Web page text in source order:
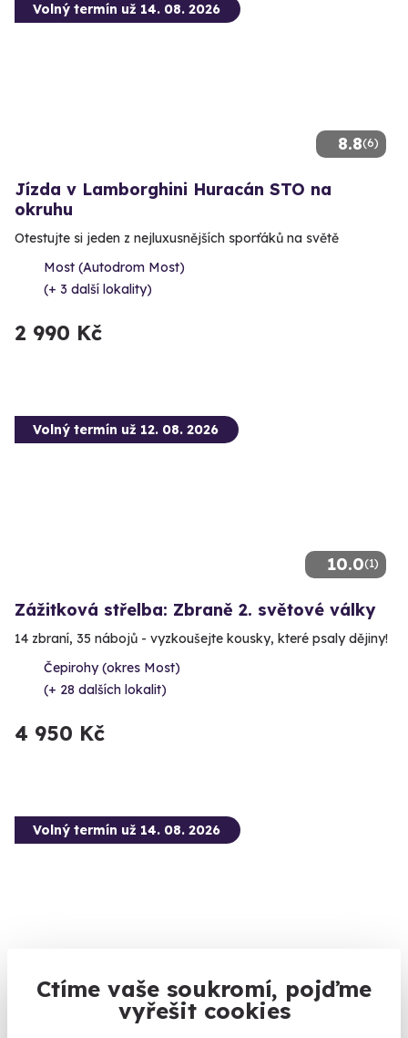
Ctíme vaše soukromí, pojďme
vyřešit cookies
8.8(6)
Volný termín už 14. 08. 2026
Jízda v Lamborghini Huracán STO na
okruhu
Otestujte si jeden z nejluxusnějších sporťáků na světě
Most (Autodrom Most)
(+ 3 další lokality)
2 990 Kč
10.0(1)
Volný termín už 12. 08. 2026
Zážitková střelba: Zbraně 2. světové války
14 zbraní, 35 nábojů - vyzkoušejte kousky, které psaly dějiny!
Čepirohy (okres Most)
(+ 28 dalších lokalit)
4 950 Kč
Volný termín už 14. 08. 2026
Jízda v Porsche na okruhu